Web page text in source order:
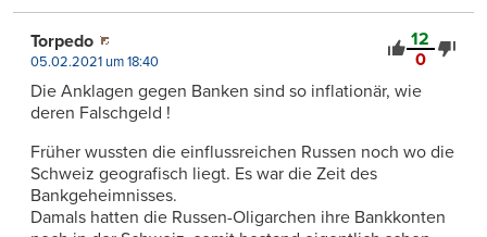
12
0
Torpedo
05.02.2021 um 18:40
Die Anklagen gegen Banken sind so inflationär, wie
deren Falschgeld !
Früher wussten die einflussreichen Russen noch wo die
Schweiz geografisch liegt. Es war die Zeit des
Bankgeheimnisses.
Damals hatten die Russen-Oligarchen ihre Bankkonten